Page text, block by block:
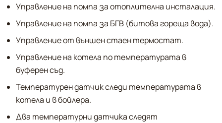
Управление на помпа за oтоплителна инсталация.
Управление на помпа за БГВ (битова гореща вода).
Управление от външен стаен термостат.
Управление на котела по температурата в
буферен съд.
Температурен датчик следи температурата в
котела и в бойлера.
Два температурни датчика следят